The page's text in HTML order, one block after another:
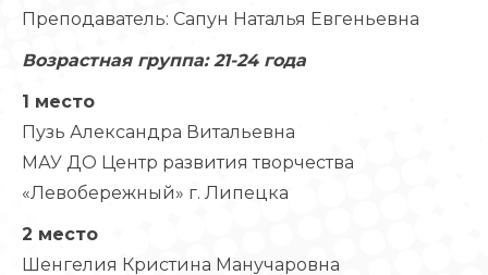
Преподаватель: Сапун Наталья Евгеньевна
Возрастная группа: 21-24 года
1 место
Пузь Александра Витальевна
МАУ ДО Центр развития творчества
«Левобережный» г. Липецка
2 место
Шенгелия Кристина Манучаровна